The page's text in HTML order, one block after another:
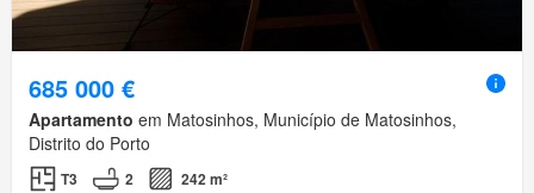
685 000 €
Apartamento em Matosinhos, Município de Matosinhos,
Distrito do Porto
T3 2 242 m²